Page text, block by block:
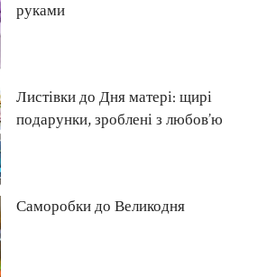
руками
Листівки до Дня матері: щирі
подарунки, зроблені з любов’ю
Саморобки до Великодня